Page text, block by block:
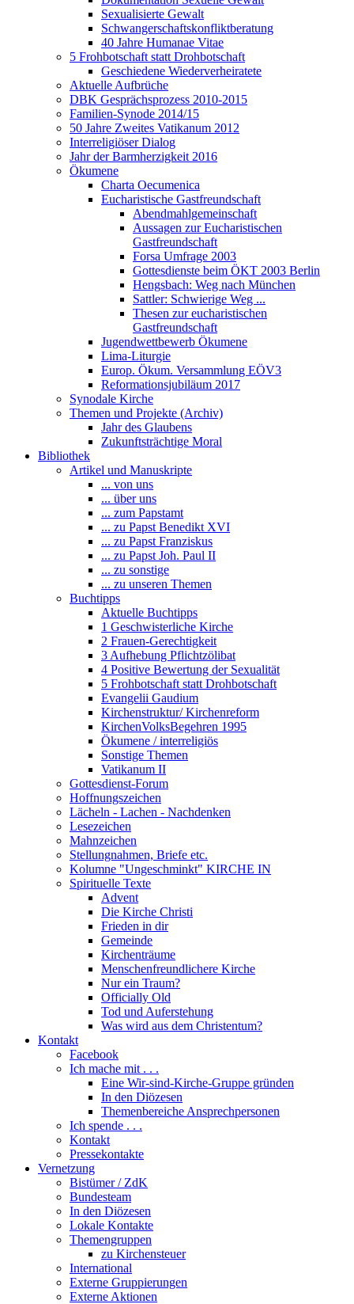
Sexualisierte Gewalt
Schwangerschaftskonfliktberatung
40 Jahre Humanae Vitae
5 Frohbotschaft statt Drohbotschaft
Geschiedene Wiederverheiratete
Aktuelle Aufbrüche
DBK Gesprächsprozess 2010-2015
Familien-Synode 2014/15
50 Jahre Zweites Vatikanum 2012
Interreligiöser Dialog
Jahr der Barmherzigkeit 2016
Ökumene
Charta Oecumenica
Eucharistische Gastfreundschaft
Abendmahlgemeinschaft
Aussagen zur Eucharistischen
Gastfreundschaft
Forsa Umfrage 2003
Gottesdienste beim ÖKT 2003 Berlin
Hengsbach: Weg nach München
Sattler: Schwierige Weg ...
Thesen zur eucharistischen
Gastfreundschaft
Jugendwettbewerb Ökumene
Lima-Liturgie
Europ. Ökum. Versammlung EÖV3
Reformationsjubiläum 2017
Synodale Kirche
Themen und Projekte (Archiv)
Jahr des Glaubens
Zukunftsträchtige Moral
Bibliothek
Artikel und Manuskripte
... von uns
... über uns
... zum Papstamt
... zu Papst Benedikt XVI
... zu Papst Franziskus
... zu Papst Joh. Paul II
... zu sonstige
... zu unseren Themen
Buchtipps
Aktuelle Buchtipps
1 Geschwisterliche Kirche
2 Frauen-Gerechtigkeit
3 Aufhebung Pflichtzölibat
4 Positive Bewertung der Sexualität
5 Frohbotschaft statt Drohbotschaft
Evangelii Gaudium
Kirchenstruktur/ Kirchenreform
KirchenVolksBegehren 1995
Ökumene / interreligiös
Sonstige Themen
Vatikanum II
Gottesdienst-Forum
Hoffnungszeichen
Lächeln - Lachen - Nachdenken
Lesezeichen
Mahnzeichen
Stellungnahmen, Briefe etc.
Kolumne "Ungeschminkt" KIRCHE IN
Spirituelle Texte
Advent
Die Kirche Christi
Frieden in dir
Gemeinde
Kirchenträume
Menschenfreundlichere Kirche
Nur ein Traum?
Officially Old
Tod und Auferstehung
Was wird aus dem Christentum?
Kontakt
Facebook
Ich mache mit . . .
Eine Wir-sind-Kirche-Gruppe gründen
In den Diözesen
Themenbereiche Ansprechpersonen
Ich spende . . .
Kontakt
Pressekontakte
Vernetzung
Bistümer / ZdK
Bundesteam
In den Diözesen
Lokale Kontakte
Themengruppen
zu Kirchensteuer
International
Externe Gruppierungen
Externe Aktionen